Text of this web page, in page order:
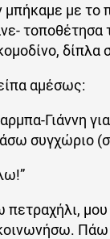
μπήκαμε με το
τοποθέτησα
δίπλα
αμέσως:
Γιάννη
συγχώριο
πετραχήλι, μου
Πάω